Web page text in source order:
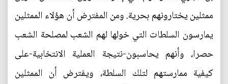
ممثلين يختارونهم بحرية. ومن المفترض أن هؤلاء الممثلين
يمارسون السلطات التي خولها لهم الشعب لمصلحة الشعب
حصرا، وأنهم يحاسبون-نتيجة العملية الانتخابية-على
كيفية ممارستهم لتلك السلطة، ويفترض أن الممثلين